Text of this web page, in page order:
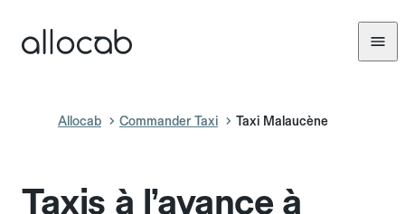
Allocab Commander Taxi Taxi Malaucène
Taxis à l’avance à